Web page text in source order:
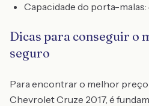
Capacidade do porta-
Dicas para conseguir o
seguro
Para encontrar o melhor preço
Chevrolet Cruze 2017, é